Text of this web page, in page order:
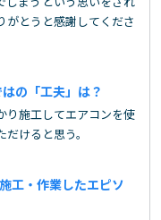
がとうと感謝してくださ
の「工夫」は？
り施工してエアコンを使
けると思う。
工・作業したエピソ